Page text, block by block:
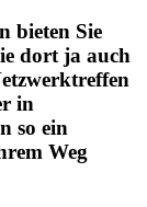
bieten Sie
dort ja auch
in
so ein
Weg